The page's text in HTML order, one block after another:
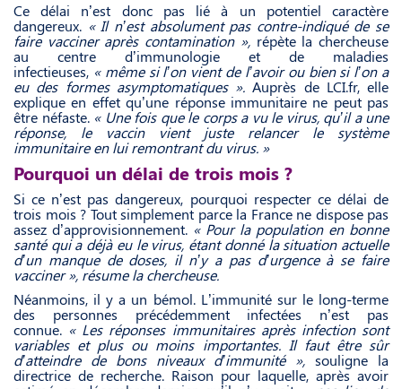
Ce délai n’est donc pas lié à un potentiel caractère
dangereux. « Il n’est absolument pas contre-indiqué de se
faire vacciner après contamination », répète la chercheuse
au centre d’immunologie et de maladies
infectieuses, « même si l’on vient de l’avoir ou bien si l’on a
eu des formes asymptomatiques ».Auprès de LCI.fr, elle
explique en effet qu’une réponse immunitaire ne peut pas
être néfaste. « Une fois que le corps a vu le virus, qu’il a une
réponse, le vaccin vient juste relancer le système
immunitaire en lui remontrant du virus. »
Pourquoi un délai de trois mois ?
Si ce n’est pas dangereux, pourquoi respecter ce délai de
trois mois ? Tout simplement parce la France ne dispose pas
assez d’approvisionnement. « Pour la population en bonne
santé qui a déjà eu le virus, étant donné la situation actuelle
d’un manque de doses, il n’y a pas d’urgence à se faire
vacciner », résume la chercheuse.
Néanmoins, il y a un bémol. L’immunité sur le long-terme
des personnes précédemment infectées n’est pas
connue. « Les réponses immunitaires après infection sont
variables et plus ou moins importantes. Il faut être sûr
d’atteindre de bons niveaux d’immunité », souligne la
directrice de recherche. Raison pour laquelle, après avoir